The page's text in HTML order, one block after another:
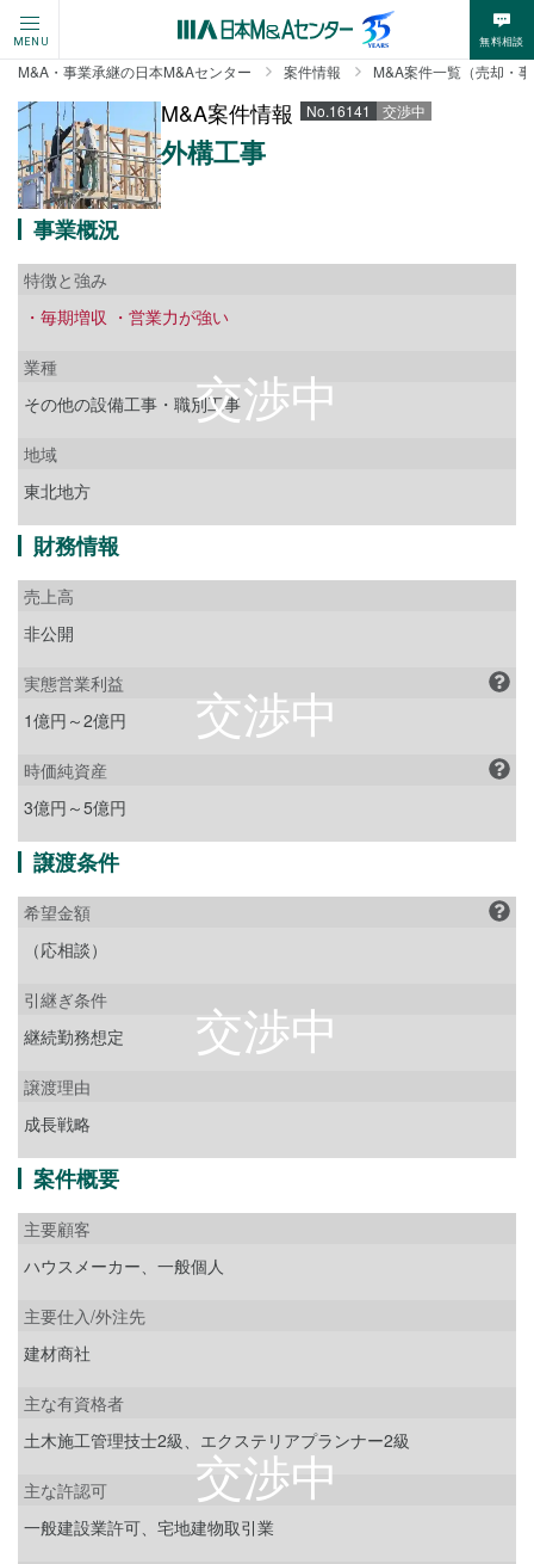
MENU 無料相談
M&A・事業承継の日本M&Aセンター 案件情報 M&A案件一覧（売却・
M&A案件情報 No.16141 交渉中
外構工事
事業概況
特徴と強み
・毎期増収 ・営業力が強い
業種
その他の設備工事・職別工事
地域
東北地方
財務情報
売上高
非公開
実態営業利益
1億円～2億円
時価純資産
3億円～5億円
譲渡条件
希望金額
（応相談）
引継ぎ条件
継続勤務想定
譲渡理由
成長戦略
案件概要
主要顧客
ハウスメーカー、一般個人
主要仕入/外注先
建材商社
主な有資格者
土木施工管理技士2級、エクステリアプランナー2級
主な許認可
一般建設業許可、宅地建物取引業